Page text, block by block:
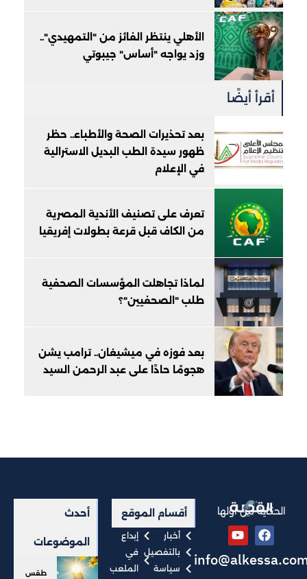
الأهلي ينتظر الفائز من "التمهيدي"..
وزد يواجه "أساس" جيبوتي
أقرأ أيضًا
بعد تحذيرات الصحة والأطباء.. حظر
ظهور سيدة الطب البديل الاسترالية
في الإعلام
تعرف على تصنيف الأندية المصرية
من الكاف قبل قرعة بطولات إفريقيا
لماذا تجاهلت المؤسسات الصحفية
طلب "الصحفيين"؟
بعد فوزه في ميشيغان.. ترامب يشن
هجومًا حادًا على عبد الرحمن السيد
الحكاية من أولها أقسام الموقع
أخبار
بالتفصيل
سياسة
إبداع
في
الملعب
أحدث
الموضوعات
طقس